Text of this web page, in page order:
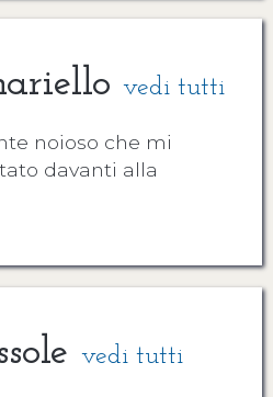
vedi tutti
noioso che mi
davanti alla
vedi tutti